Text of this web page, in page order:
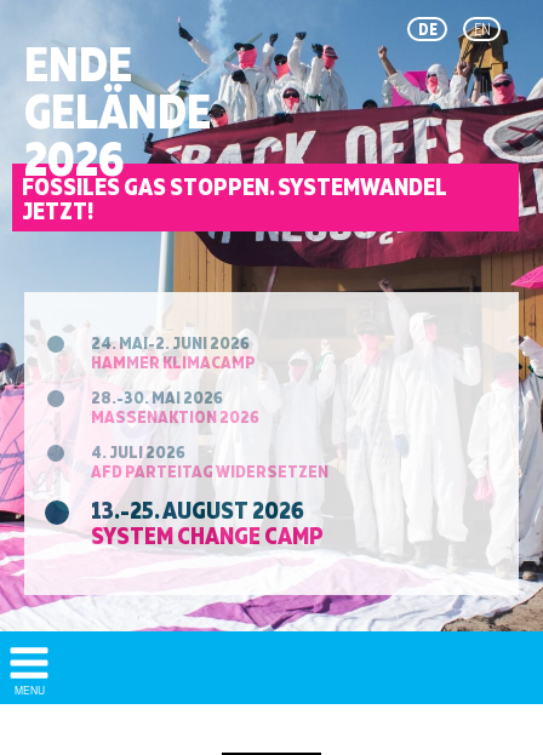
DE EN
ENDE
GELÄNDE
2026
FOSSILES GAS STOPPEN. SYSTEMWANDEL
JETZT!
24. MAI-2. JUNI 2026
HAMMER KLIMACAMP
28.-30. MAI 2026
MASSENAKTION 2026
4. JULI 2026
AFD PARTEITAG WIDERSETZEN
13.-25. AUGUST 2026
SYSTEM CHANGE CAMP
Show/
Hide
MENU